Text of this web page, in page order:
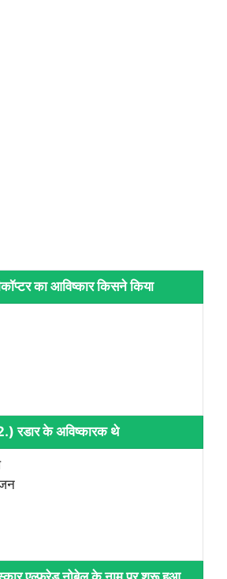
का आविष्कार किसने किया
रडार के अविष्कारक थे